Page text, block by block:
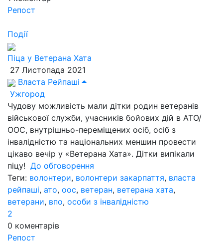
Репост
Події
Піца у Ветерана Хата
27 Листопада 2021
Власта Рейпаші
Ужгород
Чудову можливість мали дітки родин ветеранів
військової служби, учасників бойових дій в АТО/
ООС, внутрішньо-переміщених осіб, осіб з
інвалідністю та національних меншин провести
цікаво вечір у «Ветерана Хата». Дітки випікали
піцу! До обговорення
Теги: волонтери, волонтери закарпаття, власта
рейпаші, ато, оос, ветеран, ветерана хата,
ветерани, впо, особи з інвалідністю
2
0 коментарів
Репост